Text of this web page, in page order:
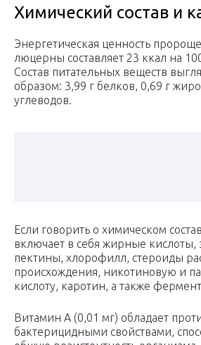
Химический состав и
Энергетическая ценность
люцерны составляет 23 ккал на
Состав питательных веществ
образом: 3,99 г белков, 0,69 г
углеводов.
Если говорить о химическом
включает в себя жирные
пектины, хлорофилл, стероиды
происхождения, никотиновую и
кислоту, каротин, а также
Витамин А (0,01 мг) обладает
бактерицидными свойствами,